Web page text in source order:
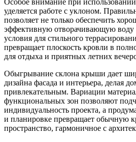
уделяется работе с уклоном.
позволяет не только обеспечить
эффективную отворачивающую воду
условия для стильного
превращает плоскость кровли в
для отдыха и приятных летних
Обыгрывание склона крыши дает
дизайна фасада и интерьера, делая
привлекательным. Вариации
функциональных зон позволяют
индивидуальность проекта, а
и планировке превращает обычную
пространство, гармоничное с